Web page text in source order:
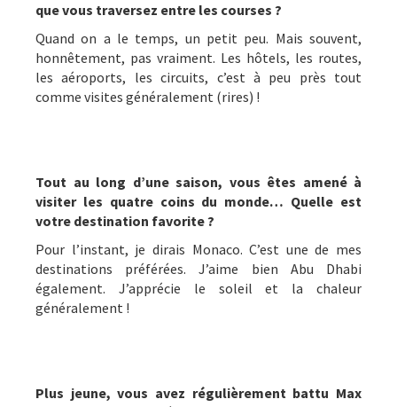
que vous traversez entre les courses ?
Quand on a le temps, un petit peu. Mais souvent,
honnêtement, pas vraiment. Les hôtels, les routes,
les aéroports, les circuits, c’est à peu près tout
comme visites généralement (rires) !
Tout au long d’une saison, vous êtes amené à
visiter les quatre coins du monde… Quelle est
votre destination favorite ?
Pour l’instant, je dirais Monaco. C’est une de mes
destinations préférées. J’aime bien Abu Dhabi
également. J’apprécie le soleil et la chaleur
généralement !
Plus jeune, vous avez régulièrement battu Max